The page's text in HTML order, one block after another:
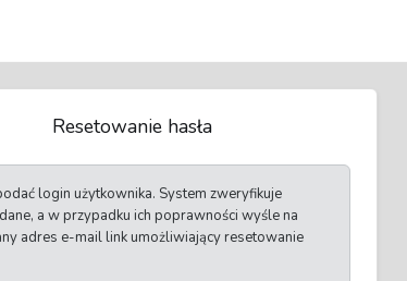
Resetowanie hasła
login użytkownika. System zweryfikuje
a w przypadku ich poprawności wyśle na
adres e-mail link umożliwiający resetowanie